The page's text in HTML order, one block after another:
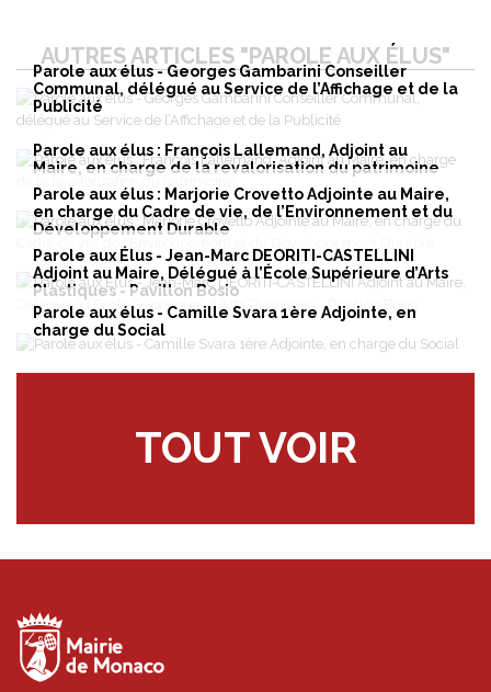
AUTRES ARTICLES "PAROLE AUX ÉLUS"
Parole aux élus - Georges Gambarini Conseiller
Communal, délégué au Service de l’Affichage et de la
Publicité
Parole aux élus : François Lallemand, Adjoint au
Maire, en charge de la revalorisation du patrimoine
Parole aux élus : Marjorie Crovetto Adjointe au Maire,
en charge du Cadre de vie, de l’Environnement et du
Développement Durable
Parole aux Élus - Jean-Marc DEORITI-CASTELLINI
Adjoint au Maire, Délégué à l’École Supérieure d’Arts
Plastiques - Pavillon Bosio
Parole aux élus - Camille Svara 1ère Adjointe, en
charge du Social
TOUT VOIR